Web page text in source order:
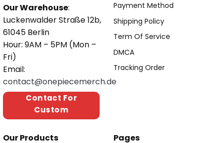
Our Warehouse:
Luckenwalder Straße 12b,
61045 Berlin
Hour: 9AM – 5PM (Mon –
Fri)
Email:
contact@onepiecemerch.de
Contact For
Custom
Payment Method
Shipping Policy
Term Of Service
DMCA
Tracking Order
Our Products Pages